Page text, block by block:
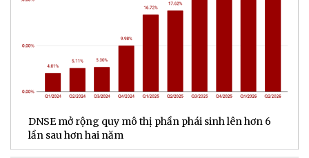
DNSE mở rộng quy mô thị phần phái sinh lên hơn 6
lần sau hơn hai năm